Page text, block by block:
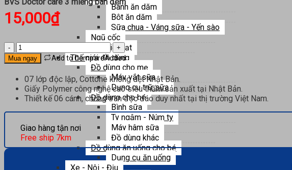
Bánh ăn dặm
Bột ăn dặm
Sữa chua - Váng sữa - Yến sào
Ngũ cốc
Thế giới hạt
Thế giới đồ dùng
Đồ dùng cho mẹ
Máy vắt sữa
Dụng cụ trữ sữa
Đồ dùng cho bé
Bình sữa
Ty ngậm - Núm ty
Máy hâm sữa
Đồ dùng khác
Đồ dùng ăn uống cho bé
Dụng cụ ăn uống
Xe - Nôi - Địu
07 lớp độc lập, Cottone không dệt Nhật Bản.
Giấy Polymer công nghệ cao siêu thấm sản xuất tại Nhật Bản.
Thiết kế 06 cánh, chống tràn độc đáo duy nhất tại thị trường Việt Nam.
BVS Doctor care 3 miếng ban đêm
15,000₫
BVS
Doctor
care
3
miếng
ban
số
lượng
Mua ngay Add to CompareAdded
Giao hàng tận nơi
Free ship 7km